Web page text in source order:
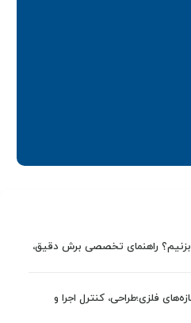
راهنمای تخصصی برش دقیق،
فلزی؛طراحی، کنترل اجرا و